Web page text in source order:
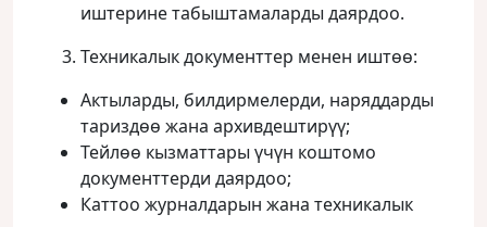
иштерине табыштамаларды даярдоо.
Техникалык документтер менен иштөө:
Актыларды, билдирмелерди, наряддарды
тариздөө жана архивдештирүү;
Тейлөө кызматтары үчүн коштомо
документтерди даярдоо;
Каттоо журналдарын жана техникалык